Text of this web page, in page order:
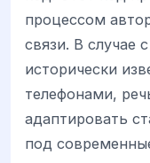
процессом
связи. В случае
исторически
телефонами,
адаптировать
под